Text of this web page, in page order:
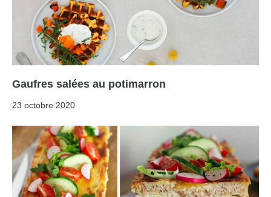
Gaufres salées au potimarron
23 octobre 2020